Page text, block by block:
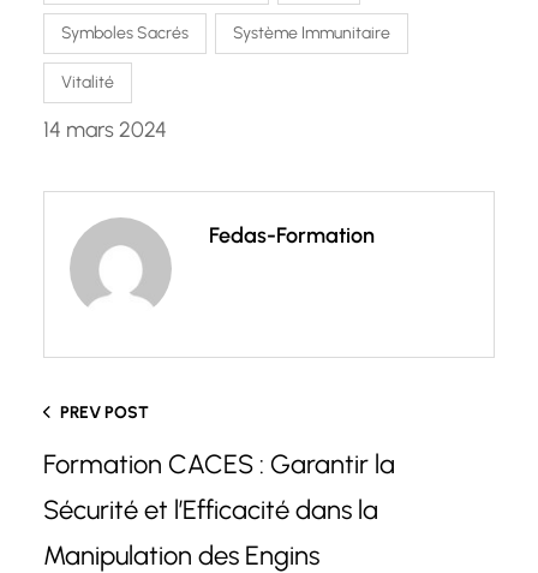
Symboles Sacrés Système Immunitaire
Vitalité
14 mars 2024
Fedas-Formation
PREV POST
Formation CACES : Garantir la
Sécurité et l’Efficacité dans la
Manipulation des Engins